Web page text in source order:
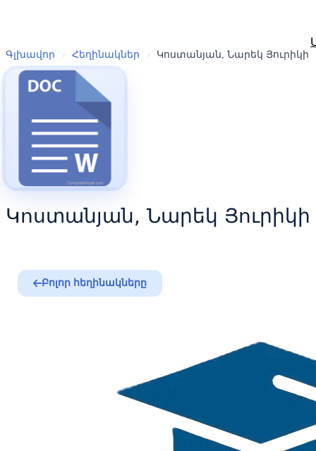
Գլխավոր › Հեղինակներ › Կոստանյան, Նարեկ Յուրիկի
Կոստանյան, Նարեկ Յուրիկի
Բոլոր հեղինակները